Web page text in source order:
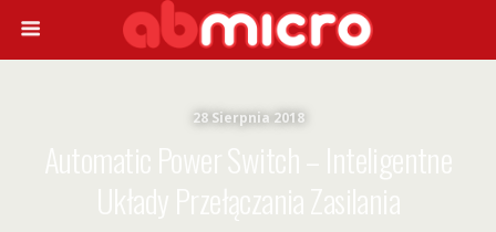
28 Sierpnia 2018